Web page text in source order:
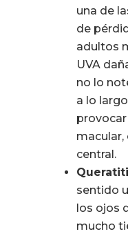
una de
de
adultos
UVA
no lo
a lo
macular,
central.
sentido
los ojos
mucho